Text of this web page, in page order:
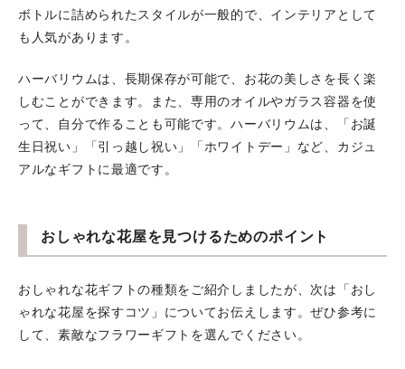
ボトルに詰められたスタイルが一般的で、インテリアとして
も人気があります。
ハーバリウムは、長期保存が可能で、お花の美しさを長く楽
しむことができます。また、専用のオイルやガラス容器を使
って、自分で作ることも可能です。ハーバリウムは、「お誕
生日祝い」「引っ越し祝い」「ホワイトデー」など、カジュ
アルなギフトに最適です。
おしゃれな花屋を見つけるためのポイント
おしゃれな花ギフトの種類をご紹介しましたが、次は「おし
ゃれな花屋を探すコツ」についてお伝えします。ぜひ参考に
して、素敵なフラワーギフトを選んでください。